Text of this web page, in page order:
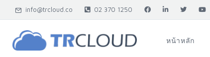
info@trcloud.co 02 370 1250
หน้าหลัก